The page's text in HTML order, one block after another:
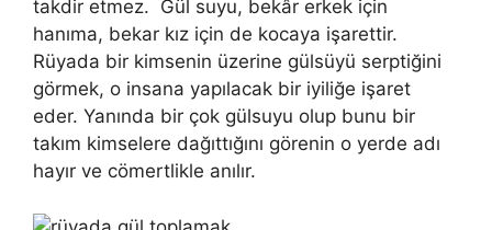
takdir etmez. Gül suyu, bekâr erkek için
hanıma, bekar kız için de kocaya işarettir.
Rüyada bir kimsenin üzerine gülsüyü serptiğini
görmek, o insana yapılacak bir iyiliğe işaret
eder. Yanında bir çok gülsuyu olup bunu bir
takım kimselere dağıttığını görenin o yerde adı
hayır ve cömertlikle anılır.